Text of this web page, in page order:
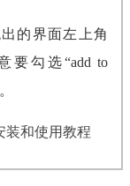
的界面左上角
要勾选“add to